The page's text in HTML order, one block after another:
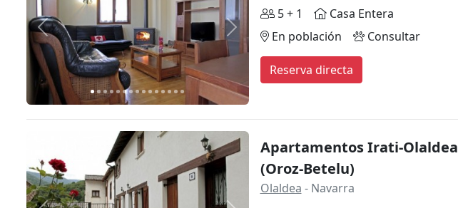
Anterior Siguiente
5 + 1
Casa Entera
En población
Consultar
Reserva directa
Apartamentos Irati-Olaldea
(Oroz-Betelu)
Olaldea - Navarra